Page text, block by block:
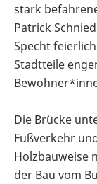
stark
Patrick
Specht
Stadtteile
Die Brücke
Fußverkehr
Holzbauweise
der Bau vom